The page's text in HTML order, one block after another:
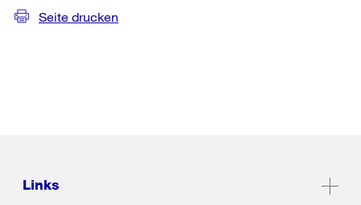
Seite drucken
Links